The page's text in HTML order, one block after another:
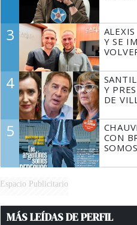
3
Y SE
4
Y
DE
5
CON
Espacio Publicitario
MÁS LEÍDAS DE PERFIL